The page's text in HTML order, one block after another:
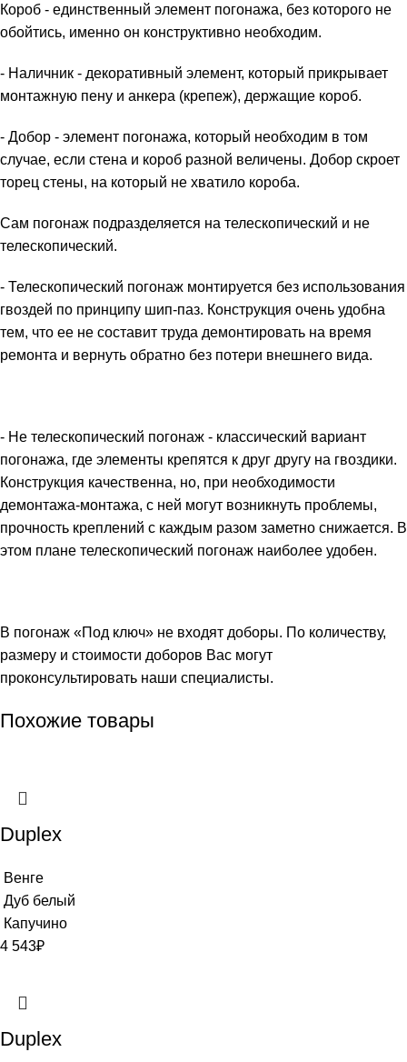
Короб - единственный элемент погонажа, без которого не
обойтись, именно он конструктивно необходим.
- Наличник - декоративный элемент, который прикрывает
монтажную пену и анкера (крепеж), держащие короб.
- Добор - элемент погонажа, который необходим в том
случае, если стена и короб разной величены. Добор скроет
торец стены, на который не хватило короба.
Сам погонаж подразделяется на телескопический и не
телескопический.
- Телескопический погонаж монтируется без использования
гвоздей по принципу шип-паз. Конструкция очень удобна
тем, что ее не составит труда демонтировать на время
ремонта и вернуть обратно без потери внешнего вида.
- Не телескопический погонаж - классический вариант
погонажа, где элементы крепятся к друг другу на гвоздики.
Конструкция качественна, но, при необходимости
демонтажа-монтажа, с ней могут возникнуть проблемы,
прочность креплений с каждым разом заметно снижается. В
этом плане телескопический погонаж наиболее удобен.
В погонаж «Под ключ» не входят доборы. По количеству,
размеру и стоимости доборов Вас могут
проконсультировать наши специалисты.
Похожие товары
Duplex
Венге
Дуб белый
Капучино
4 543₽
Duplex